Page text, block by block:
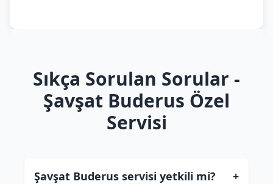
Sıkça Sorulan Sorular -
Şavşat Buderus Özel
Servisi
Şavşat Buderus servisi yetkili mi? +